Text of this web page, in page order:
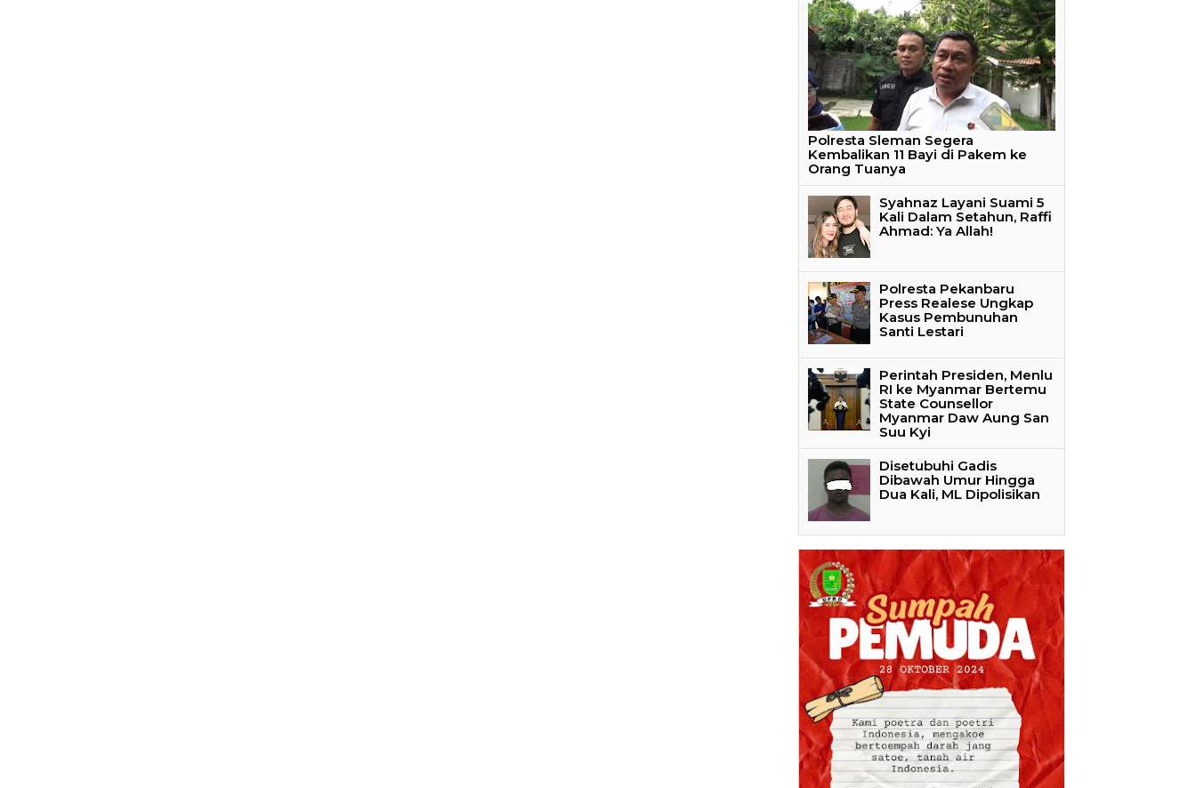
Polresta Sleman Segera
Kembalikan 11 Bayi di Pakem ke
Orang Tuanya
Syahnaz Layani Suami 5
Kali Dalam Setahun, Raffi
Ahmad: Ya Allah!
Polresta Pekanbaru
Press Realese Ungkap
Kasus Pembunuhan
Santi Lestari
Perintah Presiden, Menlu
RI ke Myanmar Bertemu
State Counsellor
Myanmar Daw Aung San
Suu Kyi
Disetubuhi Gadis
Dibawah Umur Hingga
Dua Kali, ML Dipolisikan